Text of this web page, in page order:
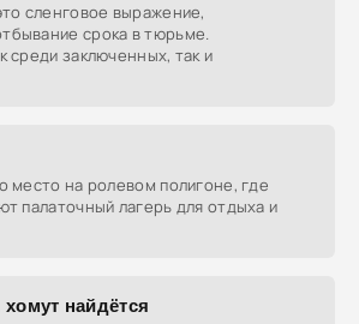
сленговое выражение,
срока в тюрьме.
среди заключенных, так и
место на ролевом полигоне, где
палаточный лагерь для отдыха и
найдётся